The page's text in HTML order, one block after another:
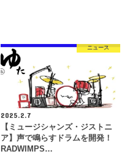
ニュース
2025.2.7
【ミュージシャンズ・ジストニ
ア】声で鳴らすドラムを開発！
RADWIMPS…